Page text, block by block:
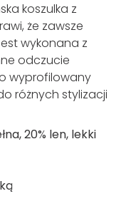
koszulka z
że zawsze
wykonana z
odczucie
wyprofilowany
różnych stylizacji
20% len, lekki